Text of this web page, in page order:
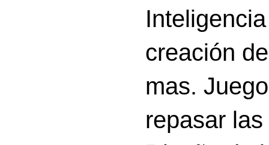
creación
mas.
repasar